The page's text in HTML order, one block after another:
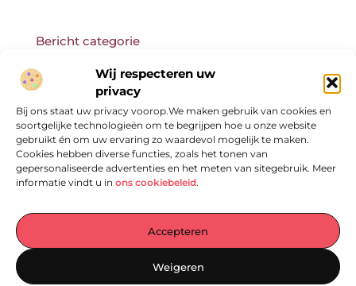
Wij respecteren uw
privacy
Bij ons staat uw privacy voorop.We maken gebruik van cookies en
soortgelijke technologieën om te begrijpen hoe u onze website
gebruikt én om uw ervaring zo waardevol mogelijk te maken.
Cookies hebben diverse functies, zoals het tonen van
gepersonaliseerde advertenties en het meten van sitegebruik. Meer
informatie vindt u in ons cookiebeleid.
Accepteren
Weigeren
— Ontdek een wereld vol inspirerende verhalen, praktische tips en
Onze informatie
Bericht categorie